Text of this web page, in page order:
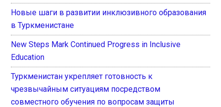
Новые шаги в развитии инклюзивного образования
в Туркменистане
New Steps Mark Continued Progress in Inclusive
Education
Туркменистан укрепляет готовность к
чрезвычайным ситуациям посредством
совместного обучения по вопросам защиты